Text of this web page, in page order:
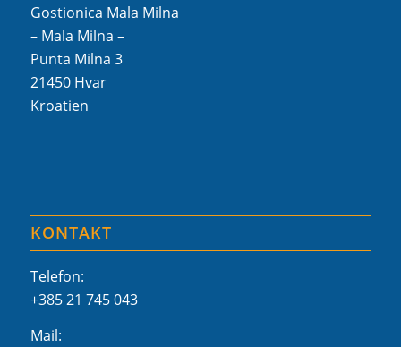
Gostionica Mala Milna
– Mala Milna –
Punta Milna 3
21450 Hvar
Kroatien
KONTAKT
Telefon:
+385 21 745 043
Mail: